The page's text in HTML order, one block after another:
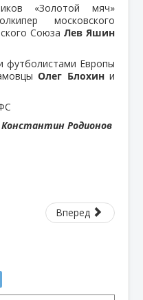
«Золотой мяч»
московского
Союза Лев Яшин
футболистами Европы
Олег Блохини
Константин Родионов
Вперед